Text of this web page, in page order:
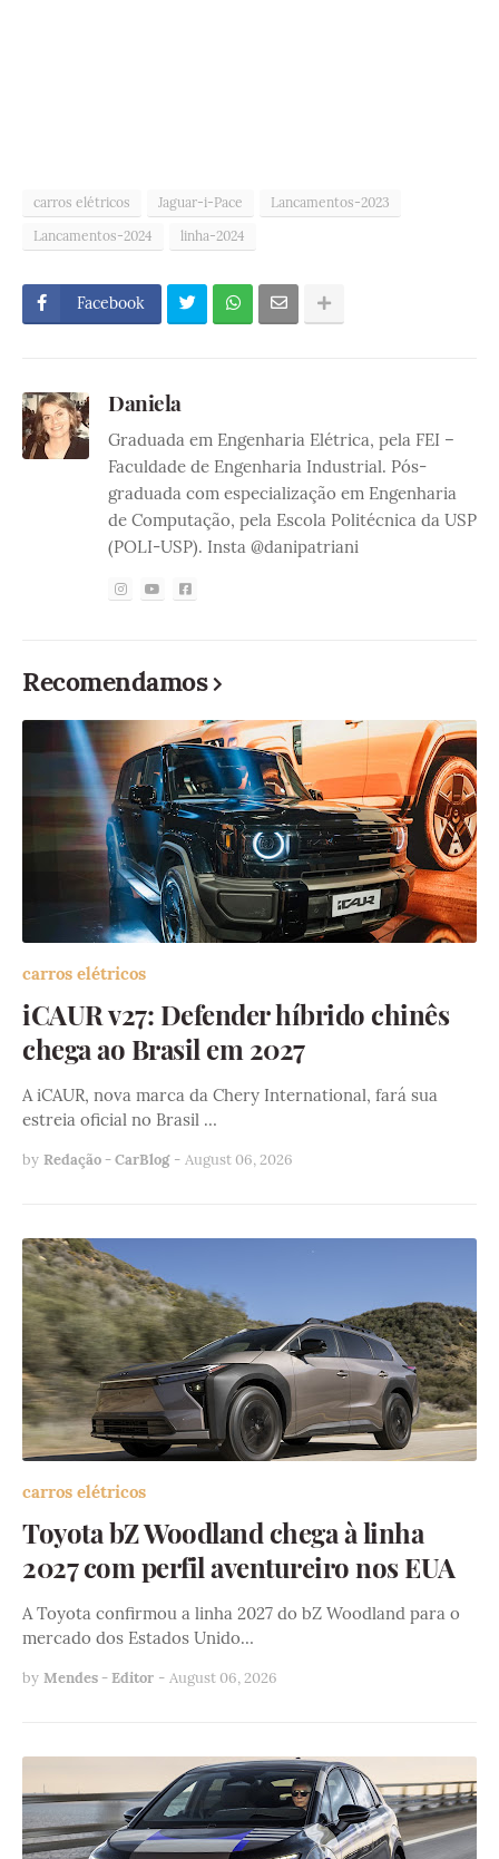
carros elétricos Jaguar-i-Pace
Lancamentos-2023
Lancamentos-2024
linha-2024
Facebook
Daniela
Graduada em Engenharia Elétrica, pela FEI –
Faculdade de Engenharia Industrial. Pós-
graduada com especialização em Engenharia
de Computação, pela Escola Politécnica da USP
(POLI-USP). Insta @danipatriani
Recomendamos
carros elétricos
iCAUR v27: Defender híbrido chinês
chega ao Brasil em 2027
A iCAUR, nova marca da Chery International, fará sua
estreia oficial no Brasil …
by Redação - CarBlog - August 06, 2026
carros elétricos
Toyota bZ Woodland chega à linha
2027 com perfil aventureiro nos EUA
A Toyota confirmou a linha 2027 do bZ Woodland para o
mercado dos Estados Unido…
by Mendes - Editor - August 06, 2026